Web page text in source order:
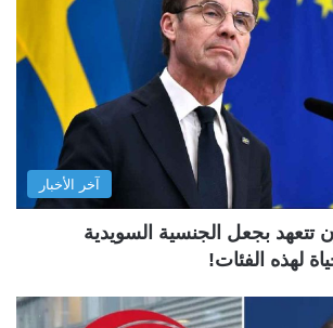
آخر الأخبار
بجعل الجنسية السويدية
لهذه الفئات!